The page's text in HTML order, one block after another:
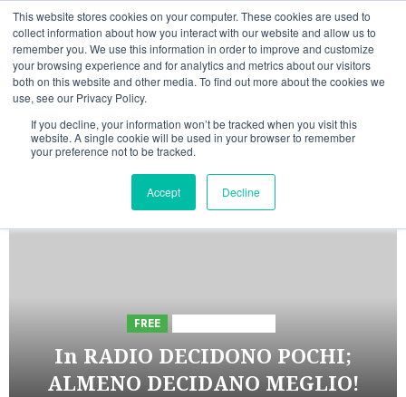
This website stores cookies on your computer. These cookies are used to
collect information about how you interact with our website and allow us to
remember you. We use this information in order to improve and customize
your browsing experience and for analytics and metrics about our visitors
both on this website and other media. To find out more about the cookies we
use, see our Privacy Policy.
If you decline, your information won’t be tracked when you visit this
website. A single cookie will be used in your browser to remember
your preference not to be tracked.
Accept Decline
Vai
contenuto
06/08/202617:02:34
LinkedinFacebook
X TelegramWhatsappMastodon
INIZIATIVE ASTORRI
FREE
In RADIO DECIDONO POCHI;
ALMENO DECIDANO MEGLIO!